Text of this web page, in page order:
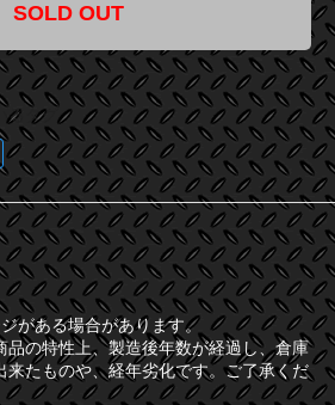
SOLD OUT
タグ
がある場合があります。
品の特性上、製造後年数が経過し、倉庫
来たものや、経年劣化です。ご了承くだ